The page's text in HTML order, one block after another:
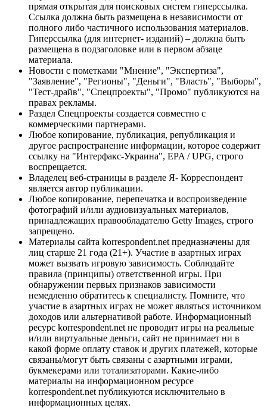
прямая открытая для поисковых систем гиперссылка.
Ссылка должна быть размещена в независимости от
полного либо частичного использования материалов.
Гиперссылка (для интернет- изданий) – должна быть
размещена в подзаголовке или в первом абзаце
материала.
Новости с пометками "Мнение", "Экспертиза",
"Заявление", "Регионы", "Деньги", "Власть", "Выборы",
"Тест-драйв", "Спецпроекты", "Промо" публикуются на
правах рекламы.
Раздел Спецпроекты создается совместно с
коммерческими партнерами.
Любое копирование, публикация, републикация и
другое распространение информации, которое содержит
ссылку на "Интерфакс-Украина", EPA / UPG, строго
воспрещается.
Владелец веб-страницы в разделе Я- Корреспондент
является автор публикации.
Любое копирование, перепечатка и воспроизведение
фотографий и/или аудиовизуальных материалов,
принадлежащих правообладателю Getty Images, строго
запрещено.
Материалы сайта korrespondent.net предназначены для
лиц старше 21 года (21+). Участие в азартных играх
может вызвать игровую зависимость. Соблюдайте
правила (принципы) ответственной игры. При
обнаружении первых признаков зависимости
немедленно обратитесь к специалисту. Помните, что
участие в азартных играх не может являться источником
доходов или альтернативой работе. Информационный
ресурс korrespondent.net не проводит игры на реальные
и/или виртуальные деньги, сайт не принимает ни в
какой форме оплату ставок и других платежей, которые
связаны/могут быть связаны с азартными играми,
букмекерами или тотализаторами. Какие-либо
материалы на информационном ресурсе
korrespondent.net публикуются исключительно в
информационных целях.